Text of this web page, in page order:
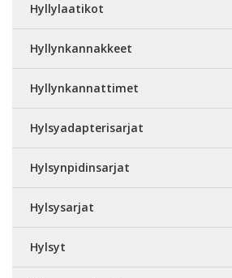
Hyllylaatikot
Hyllynkannakkeet
Hyllynkannattimet
Hylsyadapterisarjat
Hylsynpidinsarjat
Hylsysarjat
Hylsyt